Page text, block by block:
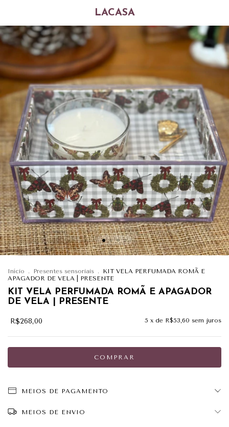
LACASA
Início . Presentes sensoriais .
KIT VELA PERFUMADA ROMÃ E
APAGADOR DE VELA | PRESENTE
KIT VELA PERFUMADA ROMÃ E APAGADOR
DE VELA | PRESENTE
R$268,00 5 x de R$53,60 sem juros
MEIOS DE PAGAMENTO
MEIOS DE ENVIO